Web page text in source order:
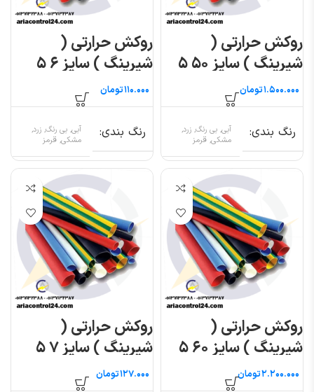
روکش حرارتی (
شیرینگ ) سایز ۵۰ ۵
متری تومان
رنگ بندی
آبی, بی رنگ, زرد,
مشکی, قرمز
روکش حرارتی (
شیرینگ ) سایز ۶ ۵
متریتومان
رنگ بندی
آبی, بی رنگ, زرد,
مشکی, قرمز
روکش حرارتی (
شیرینگ ) سایز ۶۰ ۵
متری
تومان
روکش حرارتی (
شیرینگ ) سایز ۷ ۵
متریتومان